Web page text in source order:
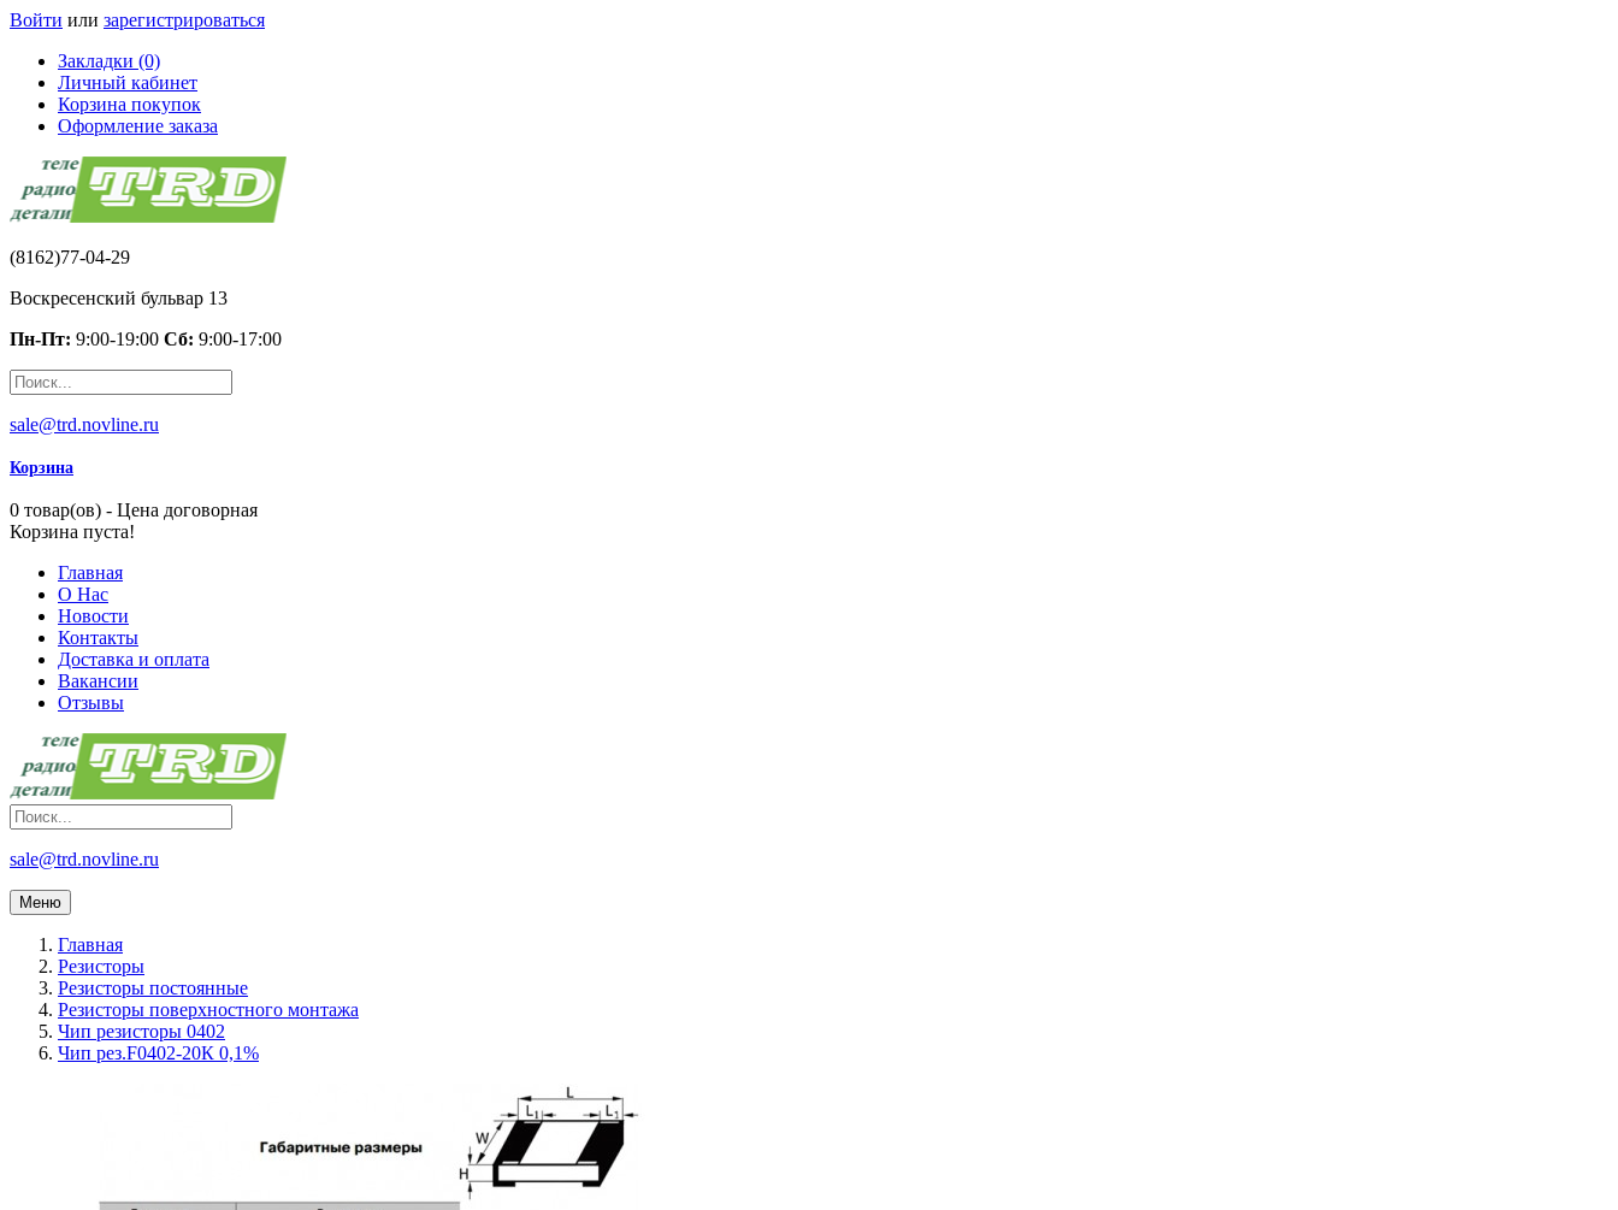
Войти или зарегистрироваться
Закладки (0)
Личный кабинет
Корзина покупок
Оформление заказа
(8162)77-04-29
Воскресенский бульвар 13
Пн-Пт: 9:00-19:00 Сб: 9:00-17:00
sale@trd.novline.ru
Корзина
0 товар(ов) - Цена договорная
Корзина пуста!
Главная
О Нас
Новости
Контакты
Доставка и оплата
Вакансии
Отзывы
sale@trd.novline.ru
Меню
Главная
Резисторы
Резисторы постоянные
Резисторы поверхностного монтажа
Чип резисторы 0402
Чип рез.F0402-20К 0,1%